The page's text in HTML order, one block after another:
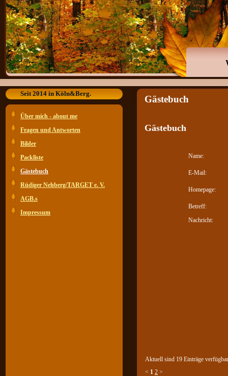
Seit 2014 in Köln&Berg.
Über mich - about me
Fragen und Antworten
Bilder
Packliste
Gästebuch
Rüdiger Nehberg/TARGET e. V.
AGB.s
Impressum
Gästebuch
Gästebuch
Name:
E-Mail:
Homepage:
Betreff:
Nachricht:
Aktuell sind 19 Einträge
< 1 2 >